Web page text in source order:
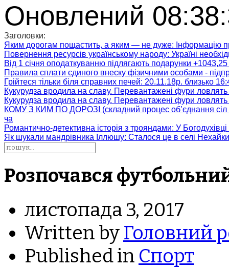
Оновлений
Заголовки:
Яким дорогам пощастить, а яким — не дуже: Інформацію
Повернення ресурсів українському народу: Україні
Від 1 січня оподаткуванню підлягають подарунки +1043,25
Правила сплати єдиного внеску фізичними особами -
Грійтеся тільки біля справних печей: 20.11.18р. близько
Кукурудза вродила на славу. Перевантажені фури
Кукурудза вродила на славу. Перевантажені фури
КОМУ З КИМ ПО ДОРОЗІ (складний процес об’єднання сіл
ча
Романтично-детективна історія з трояндами: У
Як шукали мандрівника Іллюшу: Сталося це в селі
Розпочався
листопада 3, 2017
Written by Головний
Published in Спорт